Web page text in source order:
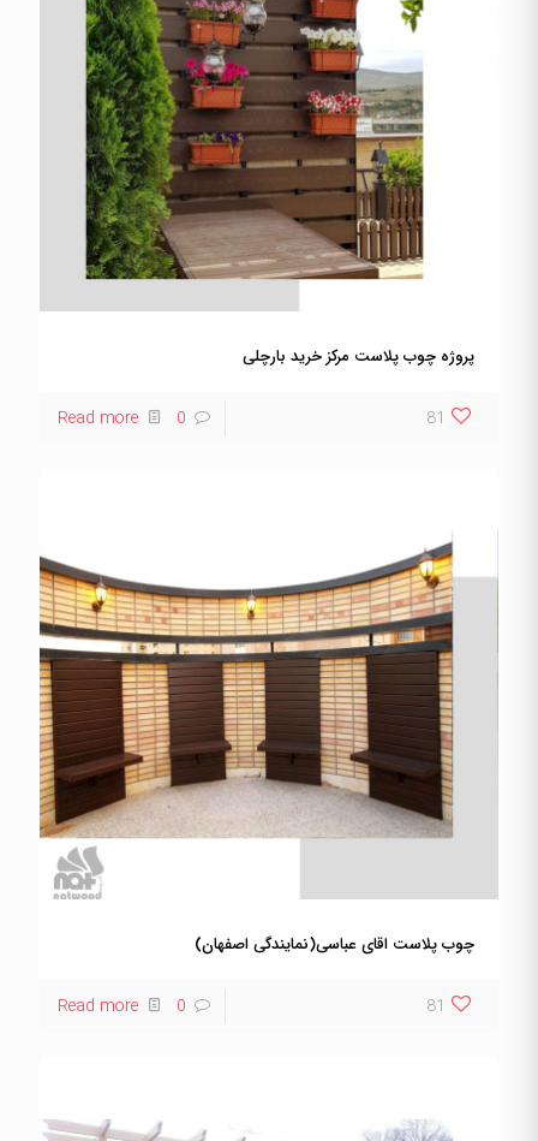
پروژه چوب پلاست مرکز خرید بارچلی
81
0
Read more
چوب پلاست اقای عباسی(نمایندگی اصفهان)
81
0
Read more